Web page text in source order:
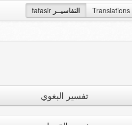
tafasir التفاسيــر Translations
تفسير البغوي